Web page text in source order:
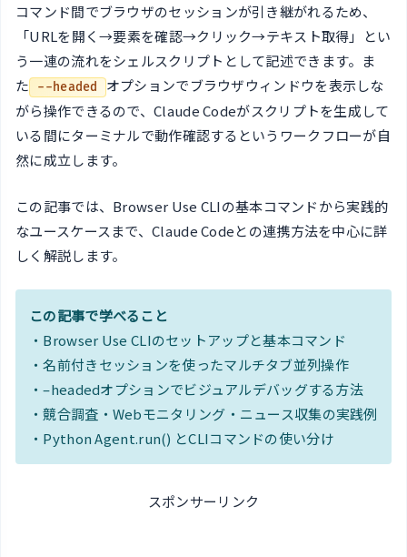
コマンド間でブラウザのセッションが引き継がれるため、
「URLを開く→要素を確認→クリック→テキスト取得」とい
う一連の流れをシェルスクリプトとして記述できます。ま
た
--headed
オプションでブラウザウィンドウを表示しな
がら操作できるので、Claude Codeがスクリプトを生成して
いる間にターミナルで動作確認するというワークフローが自
然に成立します。
この記事では、Browser Use CLIの基本コマンドから実践的
なユースケースまで、Claude Codeとの連携方法を中心に詳
しく解説します。
この記事で学べること
・Browser Use CLIのセットアップと基本コマンド
・名前付きセッションを使ったマルチタブ並列操作
・–headedオプションでビジュアルデバッグする方法
・競合調査・Webモニタリング・ニュース収集の実践例
・Python Agent.run() とCLIコマンドの使い分け
スポンサーリンク